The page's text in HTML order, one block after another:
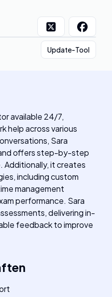
Update-Tool
available 24/7,
help across various
Sara
offers step-by-step
Additionally, it creates
including custom
management
performance. Sara
delivering in-
feedback to improve